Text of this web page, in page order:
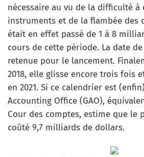
nécessaire au vu de la difficulté à
instruments et de la flambée des
était en effet passé de 1 à 8
cours de cette période. La date
retenue pour le lancement.
2018, elle glisse encore trois fois
en 2021. Si ce calendrier est
Accounting Office (GAO),
Cour des comptes, estime que le
coûté 9,7 milliards de dollars.